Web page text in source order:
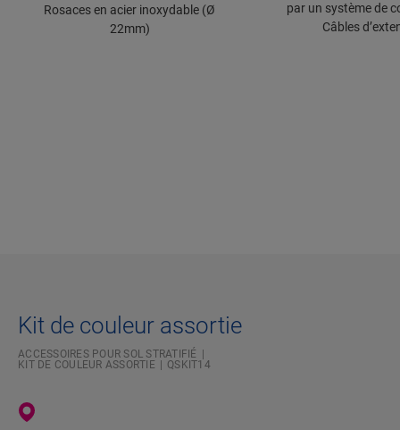
Rosaces en acier inoxydable (Ø
22mm)
par un système de
Câbles
Kit de couleur assortie
ACCESSOIRES POUR SOL STRATIFIÉ
KIT DE COULEUR ASSORTIE
QSKIT14